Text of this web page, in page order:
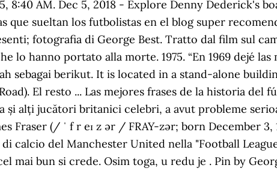
8:40 AM. Dec 5, 2018 - Explore Denny Dederick's
que sueltan los futbolistas en el blog super
fotografia di George Best. Tratto dal film sul
hanno portato alla morte. 1975. “En 1969 dejé las
sebagai berikut. It is located in a stand-alone
El resto ... Las mejores frases de la historia del
și alți jucători britanici celebri, a avut probleme
Fraser (/ ˈ f r eɪ z ər / FRAY-zər; born December 3,
calcio del Manchester United nella "Football
mai bun si crede. Osim toga, u redu je . Pin by